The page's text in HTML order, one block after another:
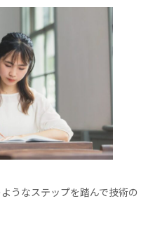
うなステップを踏んで技術の